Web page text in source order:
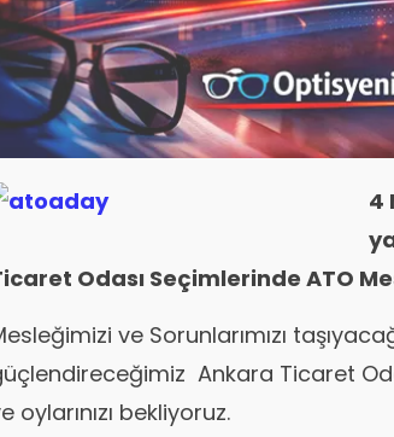
4
Odası Seçimlerinde ATO
ve Sorunlarımızı
Ankara Ticaret
oylarınızı bekliyoruz.